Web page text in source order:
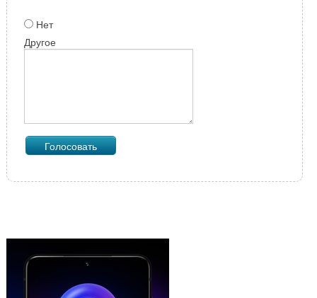
Нет
Другое